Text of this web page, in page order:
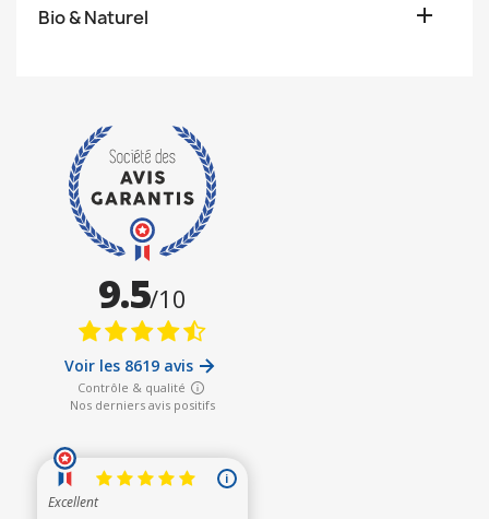
Bio & Naturel 